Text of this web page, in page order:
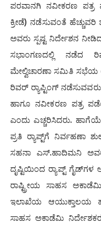
ಪರವಾನಗಿ ನವೀಕರಣ ಪತ್ರ
ಕ್ರೀಡೆ) ನಡೆಸುವಂತೆ
ಅವರು ಸ್ಪಷ್ಟ ನಿರ್ದೇಶನ
ಸಭಾಂಗಣದಲ್ಲಿ ನಡೆದ
ಮೇಲ್ವಿಚಾರಣಾ ಸಮಿತಿ ಸಭೆಯ
ರಿವರ್ ರ‍್ಯಾಪ್ಟಿಂಗ್
ಹಾಗೂ ನವೀಕರಣ ಪತ್ರ
ಎಂದು ಎಚ್ಚರಿಸಿದರು.
ಪ್ರತಿ ರ‍್ಯಾಪ್ಟ್‌ಗೆ ನಿರ್ವಹಣಾ
ಸಹನಾ ಎಸ್.ಹಾದಿಮನಿ
ದೃಷ್ಟಿಯಿಂದ ರ‍್ಯಾಪ್ಟ್
ರಾಷ್ಟ್ರೀಯ ಸಾಹಸ
ಇಲಾಖೆಯ ಆಯುಕ್ತಾಲಯ
ಸಾಹಸ ಅಕಾಡೆಮಿ